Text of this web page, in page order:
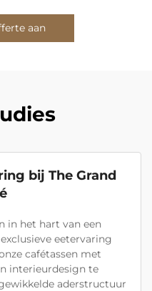
aan
bij The Grand
in het hart van een
eetervaring
cafétassen met
interieurdesign te
aderstructuur